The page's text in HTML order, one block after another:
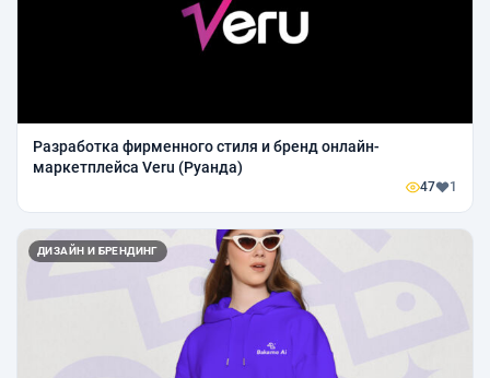
Разработка фирменного стиля и бренд онлайн-
маркетплейса Veru (Руанда)
47 1
ДИЗАЙН И БРЕНДИНГ